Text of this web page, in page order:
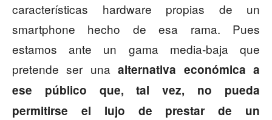
características hardware propias de un
smartphone hecho de esa rama. Pues
estamos ante un gama media-baja que
pretende ser unaalternativa económica a
ese público que, tal vez, no pueda
permitirse el lujo de prestar de un